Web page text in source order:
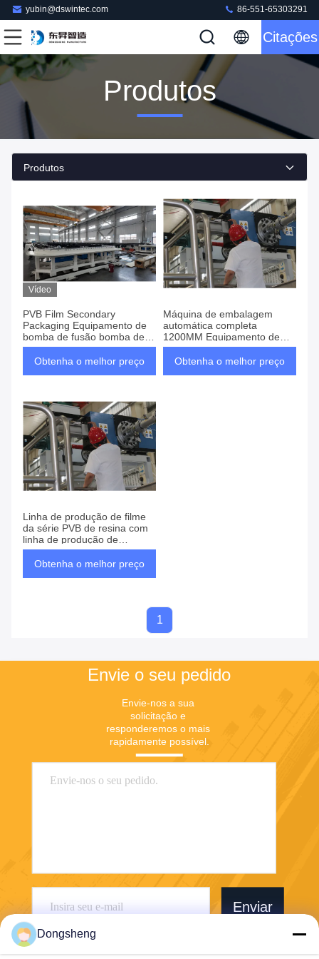
yubin@dswintec.com 86-551-65303291
Citações
Produtos
Produtos
Vídeo
PVB Film Secondary
Packaging Equipamento de
bomba de fusão bomba de
fusão
Obtenha o melhor preço
Máquina de embalagem
automática completa
1200MM Equipamento de
embalagem secundária de
filme PVB
Obtenha o melhor preço
Linha de produção de filme
da série PVB de resina com
linha de produção de
desenho de filme fundido 18-
23g/100ml
Obtenha o melhor preço
1
Envie o seu pedido
Envie-nos a sua
solicitação e
responderemos o mais
rapidamente possível.
Enviar
Dongsheng